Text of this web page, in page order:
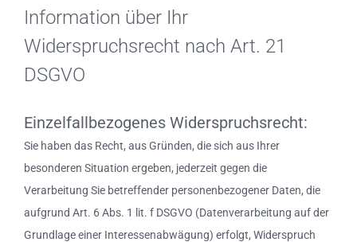
Information über Ihr
Widerspruchsrecht nach Art. 21
DSGVO
Einzelfallbezogenes Widerspruchsrecht:
Sie haben das Recht, aus Gründen, die sich aus Ihrer
besonderen Situation ergeben, jederzeit gegen die
Verarbeitung Sie betreffender personenbezogener Daten, die
aufgrund Art. 6 Abs. 1 lit. f DSGVO (Datenverarbeitung auf der
Grundlage einer Interessenabwägung) erfolgt, Widerspruch